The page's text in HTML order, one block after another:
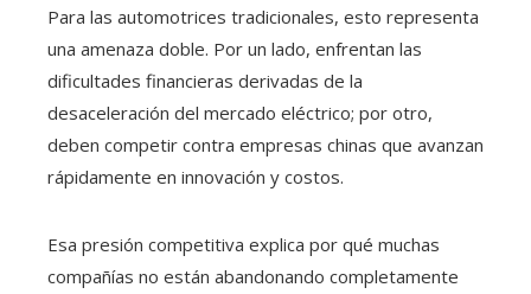
Para las automotrices tradicionales, esto representa
una amenaza doble. Por un lado, enfrentan las
dificultades financieras derivadas de la
desaceleración del mercado eléctrico; por otro,
deben competir contra empresas chinas que avanzan
rápidamente en innovación y costos.
Esa presión competitiva explica por qué muchas
compañías no están abandonando completamente